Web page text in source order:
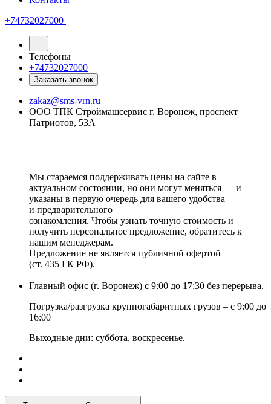
+74732027000
Телефоны
+74732027000
Заказать звонок
zakaz@sms-vrn.ru
ООО ТПК Строймашсервис г. Воронеж, проспект
Патриотов, 53А
Мы стараемся поддерживать цены на сайте в
актуальном состоянии, но они могут меняться — и
указаны в первую очередь для вашего удобства
и предварительного
ознакомления. Чтобы узнать точную стоимость и
получить персональное предложение, обратитесь к
нашим менеджерам.
Предложение не является публичной офертой
(ст. 435 ГК РФ).
Главный офис (г. Воронеж) с 9:00 до 17:30 без перерыва.
Погрузка/разгрузка крупногабаритных грузов – с 9:00 до
16:00
Выходные дни: суббота, воскресенье.